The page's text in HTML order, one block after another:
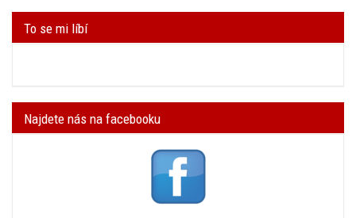
To se mi líbí
Najdete nás na facebooku